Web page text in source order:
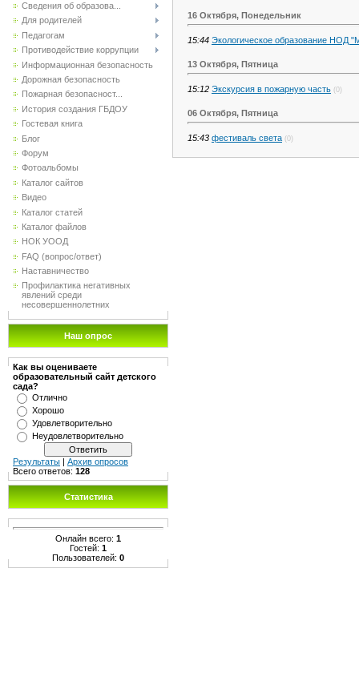
Сведения об образова...
Для родителей
Педагогам
Противодействие коррупции
Информационная безопасность
Дорожная безопасность
Пожарная безопасност...
История создания ГБДОУ
Гостевая книга
Блог
Форум
Фотоальбомы
Каталог сайтов
Видео
Каталог статей
Каталог файлов
НОК УООД
FAQ (вопрос/ответ)
Наставничество
Профилактика негативных
явлений среди
несовершеннолетних
Наш опрос
Как вы оцениваете
образовательный сайт детского
сада?
Отлично
Хорошо
Удовлетворительно
Неудовлетворительно
Результаты | Архив опросов
Всего ответов: 128
Статистика
Онлайн всего: 1
Гостей: 1
Пользователей: 0
16 Октября, Понедельник
15:44 Экологическое образование НОД
13 Октября, Пятница
15:12 Экскурсия в пожарную часть (0)
06 Октября, Пятница
15:43 фестиваль света (0)